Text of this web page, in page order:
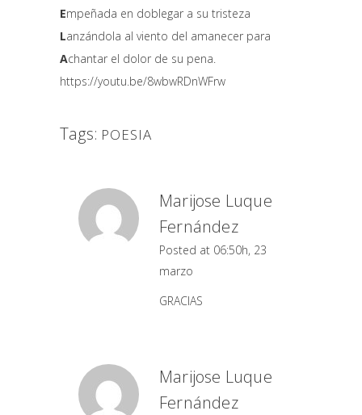
Empeñada en doblegar a su tristeza
Lanzándola al viento del amanecer para
Achantar el dolor de su pena.
https://youtu.be/8wbwRDnWFrw
Tags: POESIA
Marijose Luque
Fernández
Posted at 06:50h, 23
marzo
GRACIAS
Marijose Luque
Fernández